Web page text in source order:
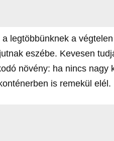
a legtöbbünknek a
eszébe. Kevesen
növény: ha nincs nagy
is remekül elél.